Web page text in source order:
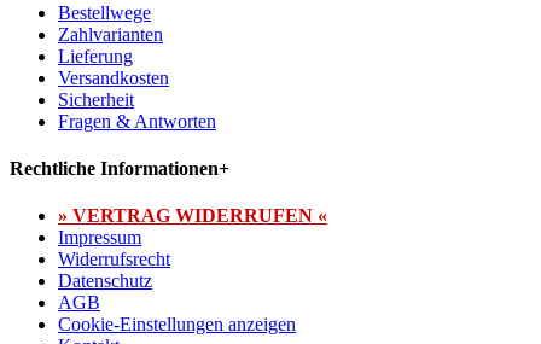
Bestellwege
Zahlvarianten
Lieferung
Versandkosten
Sicherheit
Fragen & Antworten
Rechtliche Informationen+
» VERTRAG WIDERRUFEN «
Impressum
Widerrufsrecht
Datenschutz
AGB
Cookie-Einstellungen anzeigen